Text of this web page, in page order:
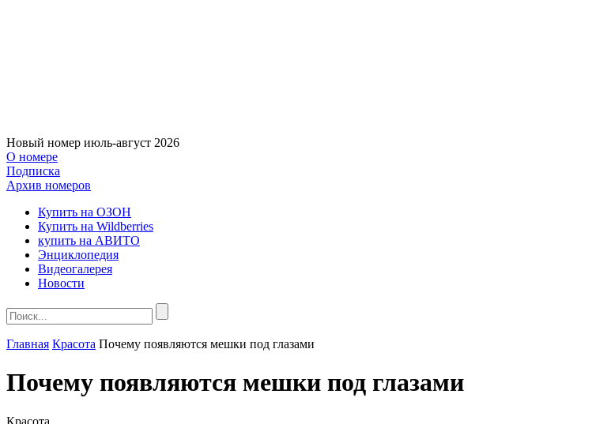
Новый номер июль-август 2026
О номере
Подписка
Архив номеров
Купить на ОЗОН
Купить на Wildberries
купить на АВИТО
Энциклопедия
Видеогалерея
Новости
Главная Красота Почему появляются мешки под глазами
Почему появляются мешки под глазами
Красота